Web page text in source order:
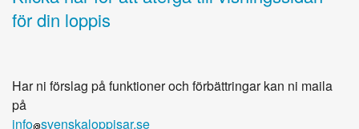
för din loppis
Har ni förslag på funktioner och förbättringar kan ni maila
på
info svenskaloppisar.se